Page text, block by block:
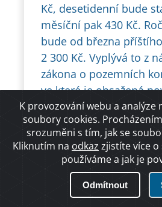
Kč, desetidenní bude
měsíční pak 430 Kč.
bude od března
2 300 Kč. Vyplývá to z
zákona o pozemních
ve které je obsažená
proporcionalita cen u
druhů dálničních
evropské směrnice.
K provozování webu a
soubory cookies.
srozuměni s tím, jak se
Kliknutím na odkaz zjistíte více
používáme a jak je
Odmítnout